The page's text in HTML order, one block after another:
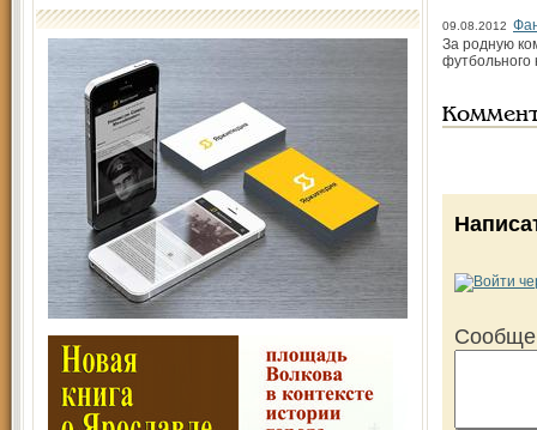
09.08.2012
За родную
футбольного